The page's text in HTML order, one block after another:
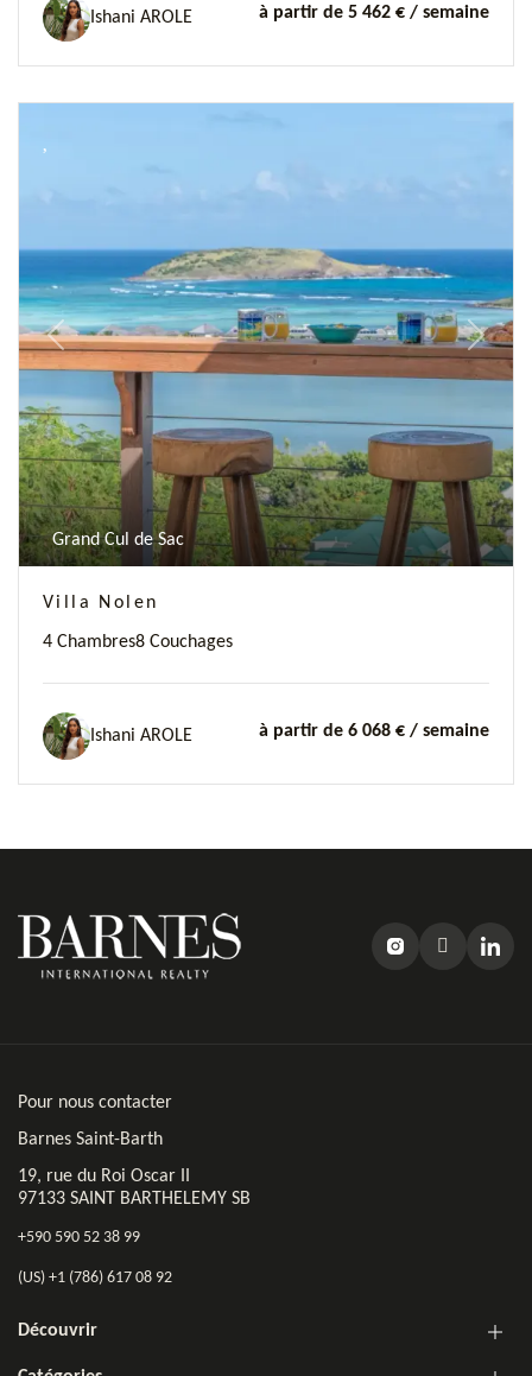
Ishani AROLE à partir de 5 462 € / semaine
Previous Next
Grand Cul de Sac
Villa Nolen
4 Chambres8 Couchages
Ishani AROLE à partir de 6 068 € / semaine
Pour nous contacter
Barnes Saint-Barth
19, rue du Roi Oscar II
97133 SAINT BARTHELEMY SB
+590 590 52 38 99
(US) +1 (786) 617 08 92
Découvrir